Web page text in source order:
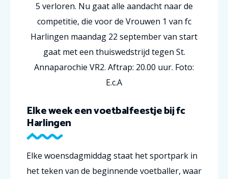
5 verloren. Nu gaat alle aandacht naar de
competitie, die voor de Vrouwen 1 van fc
Harlingen maandag 22 september van start
gaat met een thuiswedstrijd tegen St.
Annaparochie VR2. Aftrap: 20.00 uur. Foto:
E.c.A
Elke week een voetbalfeestje bij fc
Harlingen
Elke woensdagmiddag staat het sportpark in
het teken van de beginnende voetballer, waar